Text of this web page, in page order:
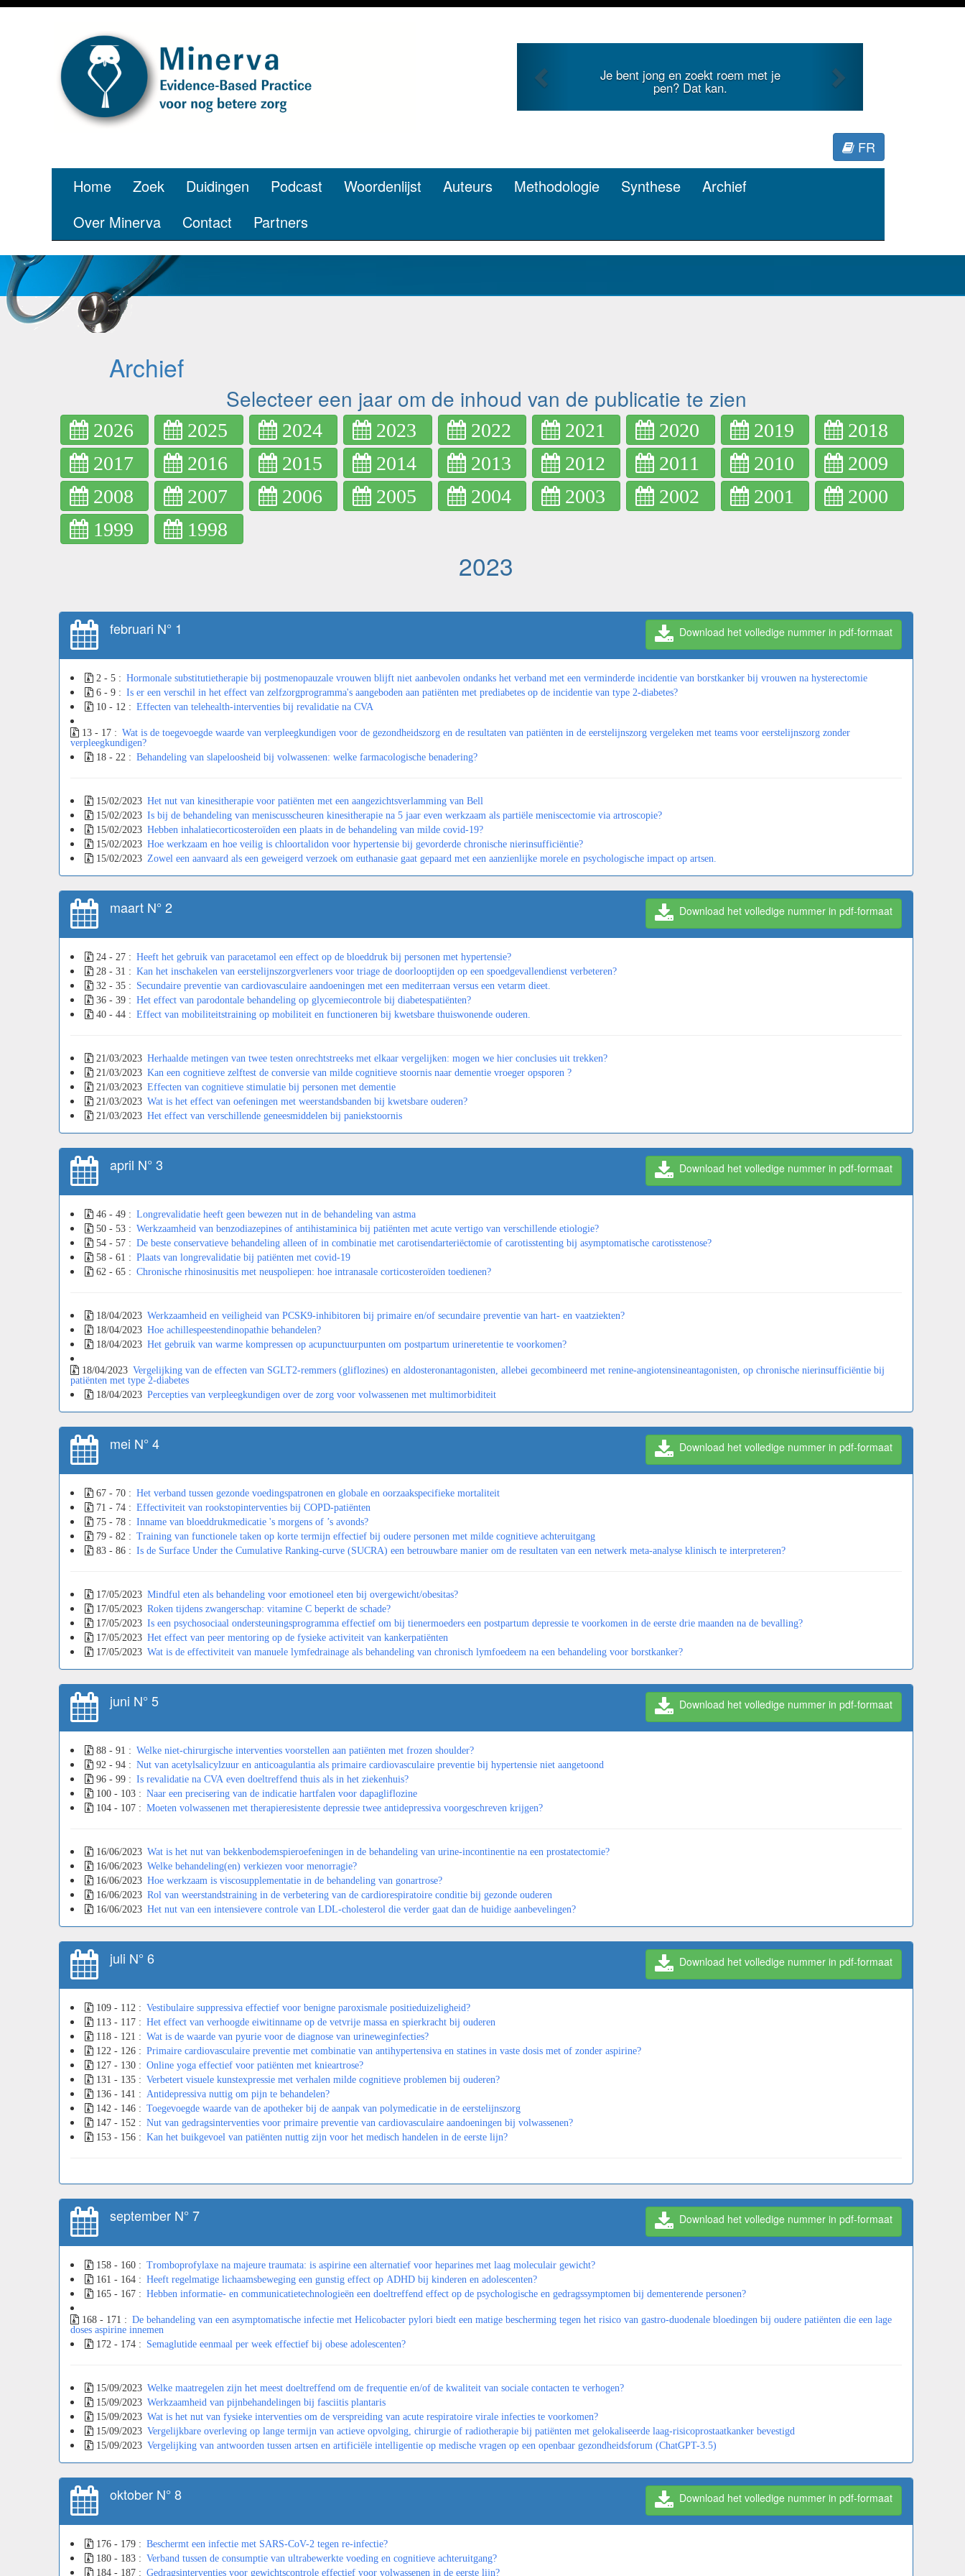
Je bent jong en zoekt roem met je Je duidt internationale literatuur voor
Minerva.
FR
Home Zoek Duidingen Podcast Woordenlijst Auteurs Methodologie Synthese
Archief
Over Minerva
Contact Partners
Archief
Selecteer een jaar om de inhoud van de publicatie te zien
2026 2025 2024 2023 2022 2021 2020 2019
2018
2017
2016 2015 2014 2013 2012 2011 2010
2009
2008
2007 2006 2005 2004 2003 2002 2001
2000
1999
1998
2023
februari N° 1 Download het volledige nummer in pdf-formaat
2 - 5 : Hormonale substitutietherapie bij postmenopauzale vrouwen blijft niet aanbevolen ondanks het verband met een verminderde incidentie van borstkanker bij vrouwen na hysterectomie
6 - 9 : Is er een verschil in het effect van zelfzorgprogramma's aangeboden aan patiënten met prediabetes op de incidentie van type 2-diabetes?
10 - 12 : Effecten van telehealth-interventies bij revalidatie na CVA
13 - 17 : Wat is de toegevoegde waarde van verpleegkundigen voor de gezondheidszorg en de resultaten van patiënten in de eerstelijnszorg vergeleken met teams voor eerstelijnszorg zonder
verpleegkundigen?
18 - 22 : Behandeling van slapeloosheid bij volwassenen: welke farmacologische benadering?
15/02/2023 Het nut van kinesitherapie voor patiënten met een aangezichtsverlamming van Bell
15/02/2023 Is bij de behandeling van meniscusscheuren kinesitherapie na 5 jaar even werkzaam als partiële meniscectomie via artroscopie?
15/02/2023 Hebben inhalatiecorticosteroïden een plaats in de behandeling van milde covid-19?
15/02/2023 Hoe werkzaam en hoe veilig is chloortalidon voor hypertensie bij gevorderde chronische nierinsufficiëntie?
15/02/2023 Zowel een aanvaard als een geweigerd verzoek om euthanasie gaat gepaard met een aanzienlijke morele en psychologische impact op artsen.
maart N° 2 Download het volledige nummer in pdf-formaat
24 - 27 : Heeft het gebruik van paracetamol een effect op de bloeddruk bij personen met hypertensie?
28 - 31 : Kan het inschakelen van eerstelijnszorgverleners voor triage de doorlooptijden op een spoedgevallendienst verbeteren?
32 - 35 :
Secundaire preventie van cardiovasculaire aandoeningen met een mediterraan versus een vetarm dieet.
36 - 39 : Het effect van parodontale behandeling op glycemiecontrole bij diabetespatiënten?
40 - 44 : Effect van mobiliteitstraining op mobiliteit en functioneren bij kwetsbare thuiswonende ouderen.
21/03/2023 Herhaalde metingen van twee testen onrechtstreeks met elkaar vergelijken: mogen we hier conclusies uit trekken?
21/03/2023 Kan een cognitieve zelftest de conversie van milde cognitieve stoornis naar dementie vroeger opsporen ?
21/03/2023 Effecten van cognitieve stimulatie bij personen met dementie
21/03/2023 Wat is het effect van oefeningen met weerstandsbanden bij kwetsbare ouderen?
21/03/2023 Het effect van verschillende geneesmiddelen bij paniekstoornis
april N° 3 Download het volledige nummer in pdf-formaat
46 - 49 : Longrevalidatie heeft geen bewezen nut in de behandeling van astma
50 - 53 : Werkzaamheid van benzodiazepines of antihistaminica bij patiënten met acute vertigo van verschillende etiologie?
54 - 57 : De beste conservatieve behandeling alleen of in combinatie met carotisendarteriëctomie of carotisstenting bij asymptomatische carotisstenose?
58 - 61 : Plaats van longrevalidatie bij patiënten met covid-19
62 - 65 : Chronische rhinosinusitis met neuspoliepen: hoe intranasale corticosteroïden toedienen?
18/04/2023 Werkzaamheid en veiligheid van PCSK9-inhibitoren bij primaire en/of secundaire preventie van hart- en vaatziekten?
18/04/2023 Hoe achillespeestendinopathie behandelen?
18/04/2023 Het gebruik van warme kompressen op acupunctuurpunten om postpartum urineretentie te voorkomen?
18/04/2023 Vergelijking van de effecten van SGLT2-remmers (gliflozines) en aldosteronantagonisten, allebei gecombineerd met renine-angiotensineantagonisten, op chronische nierinsufficiëntie bij
patiënten met type 2-diabetes
18/04/2023 Percepties van verpleegkundigen over de zorg voor volwassenen met multimorbiditeit
mei N° 4 Download het volledige nummer in pdf-formaat
67 - 70 : Het verband tussen gezonde voedingspatronen en globale en oorzaakspecifieke mortaliteit
71 - 74 : Effectiviteit van rookstopinterventies bij COPD-patiënten
75 - 78 : Inname van bloeddrukmedicatie 's morgens of ’s avonds?
79 - 82 : Training van functionele taken op korte termijn effectief bij oudere personen met milde cognitieve achteruitgang
83 - 86 : Is de Surface Under the Cumulative Ranking-curve (SUCRA) een betrouwbare manier om de resultaten van een netwerk meta-analyse klinisch te interpreteren?
17/05/2023 Mindful eten als behandeling voor emotioneel eten bij overgewicht/obesitas?
17/05/2023 Roken tijdens zwangerschap: vitamine C beperkt de schade?
17/05/2023 Is een psychosociaal ondersteuningsprogramma effectief om bij tienermoeders een postpartum depressie te voorkomen in de eerste drie maanden na de bevalling?
17/05/2023 Het effect van peer mentoring op de fysieke activiteit van kankerpatiënten
17/05/2023 Wat is de effectiviteit van manuele lymfedrainage als behandeling van chronisch lymfoedeem na een behandeling voor borstkanker?
juni N° 5 Download het volledige nummer in pdf-formaat
88 - 91 : Welke niet-chirurgische interventies voorstellen aan patiënten met frozen shoulder?
92 - 94 : Nut van acetylsalicylzuur en anticoagulantia als primaire cardiovasculaire preventie bij hypertensie niet aangetoond
96 - 99 : Is revalidatie na CVA even doeltreffend thuis als in het ziekenhuis?
100 - 103 : Naar een precisering van de indicatie hartfalen voor dapagliflozine
104 - 107 : Moeten volwassenen met therapieresistente depressie twee antidepressiva voorgeschreven krijgen?
16/06/2023 Wat is het nut van bekkenbodemspieroefeningen in de behandeling van urine-incontinentie na een prostatectomie?
16/06/2023 Welke behandeling(en) verkiezen voor menorragie?
16/06/2023 Hoe werkzaam is viscosupplementatie in de behandeling van gonartrose?
16/06/2023 Rol van weerstandstraining in de verbetering van de cardiorespiratoire conditie bij gezonde ouderen
16/06/2023 Het nut van een intensievere controle van LDL-cholesterol die verder gaat dan de huidige aanbevelingen?
juli N° 6 Download het volledige nummer in pdf-formaat
109 - 112 : Vestibulaire suppressiva effectief voor benigne paroxismale positieduizeligheid?
113 - 117 : Het effect van verhoogde eiwitinname op de vetvrije massa en spierkracht bij ouderen
118 - 121 : Wat is de waarde van pyurie voor de diagnose van urineweginfecties?
122 - 126 : Primaire cardiovasculaire preventie met combinatie van antihypertensiva en statines in vaste dosis met of zonder aspirine?
127 - 130 : Online yoga effectief voor patiënten met knieartrose?
131 - 135 : Verbetert visuele kunstexpressie met verhalen milde cognitieve problemen bij ouderen?
136 - 141 :
Antidepressiva nuttig om pijn te behandelen?
142 - 146 : Toegevoegde waarde van de apotheker bij de aanpak van polymedicatie in de eerstelijnszorg
147 - 152 : Nut van gedragsinterventies voor primaire preventie van cardiovasculaire aandoeningen bij volwassenen?
153 - 156 : Kan het buikgevoel van patiënten nuttig zijn voor het medisch handelen in de eerste lijn?
september N° 7 Download het volledige nummer in pdf-formaat
158 - 160 : Tromboprofylaxe na majeure traumata: is aspirine een alternatief voor heparines met laag moleculair gewicht?
161 - 164 : Heeft regelmatige lichaamsbeweging een gunstig effect op ADHD bij kinderen en adolescenten?
165 - 167 : Hebben informatie- en communicatietechnologieën een doeltreffend effect op de psychologische en gedragssymptomen bij dementerende personen?
168 - 171 : De behandeling van een asymptomatische infectie met Helicobacter pylori biedt een matige bescherming tegen het risico van gastro-duodenale bloedingen bij oudere patiënten die een lage
doses aspirine innemen
172 - 174 :
Semaglutide eenmaal per week effectief bij obese adolescenten?
15/09/2023 Welke maatregelen zijn het meest doeltreffend om de frequentie en/of de kwaliteit van sociale contacten te verhogen?
15/09/2023 Werkzaamheid van pijnbehandelingen bij fasciitis plantaris
15/09/2023 Wat is het nut van fysieke interventies om de verspreiding van acute respiratoire virale infecties te voorkomen?
15/09/2023 Vergelijkbare overleving op lange termijn van actieve opvolging, chirurgie of radiotherapie bij patiënten met gelokaliseerde laag-risicoprostaatkanker bevestigd
15/09/2023 Vergelijking van antwoorden tussen artsen en artificiële intelligentie op medische vragen op een openbaar gezondheidsforum (ChatGPT-3.5)
oktober N° 8 Download het volledige nummer in pdf-formaat
176 - 179 : Beschermt een infectie met SARS-CoV-2 tegen re-infectie?
180 - 183 : Verband tussen de consumptie van ultrabewerkte voeding en cognitieve achteruitgang?
184 - 187 : Gedragsinterventies voor gewichtscontrole effectief voor volwassenen in de eerste lijn?